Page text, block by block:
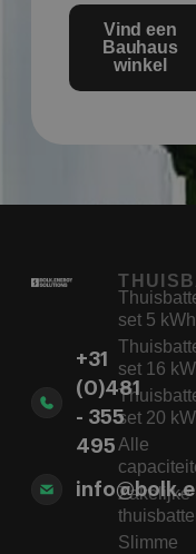
Vind een
Bauhaus
winkel
+31
(0)481
- 355
495
set 5 kWh
set 16
set 20
Alle
Zakelijke
Slimme